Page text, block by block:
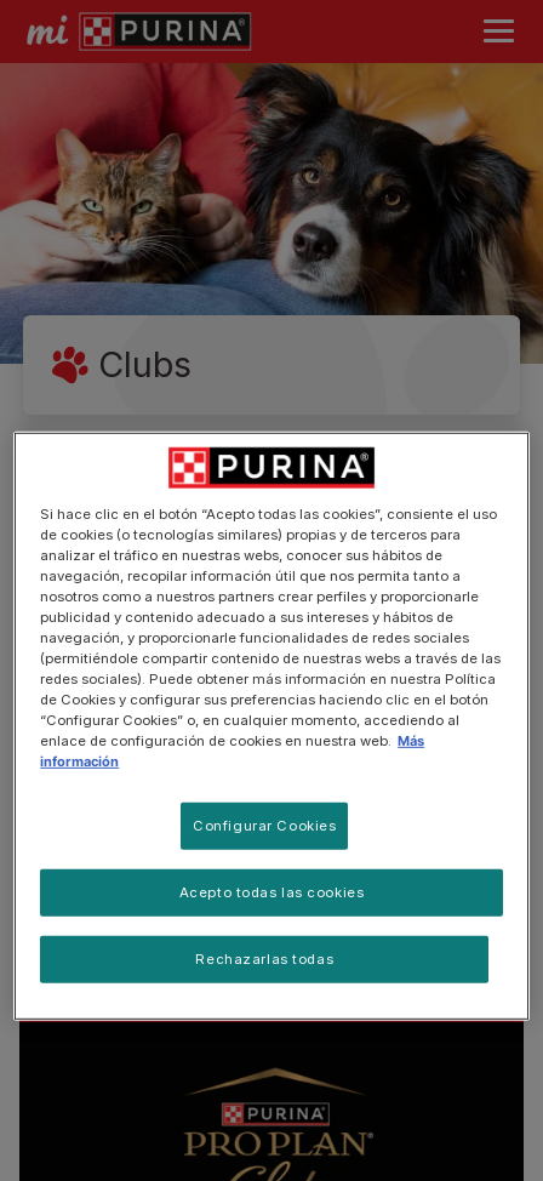
Clubs
Club One®
¡Como tu gato solo hay ONE! Regístrate en el
Club Purina ONE® y recibe consejos y
recomendaciones para darle lo mejor.
Quiero registrarme
Si hace clic en el botón “Acepto todas las cookies”, consiente el uso
de cookies (o tecnologías similares) propias y de terceros para
analizar el tráfico en nuestras webs, conocer sus hábitos de
navegación, recopilar información útil que nos permita tanto a
nosotros como a nuestros partners crear perfiles y proporcionarle
publicidad y contenido adecuado a sus intereses y hábitos de
navegación, y proporcionarle funcionalidades de redes sociales
(permitiéndole compartir contenido de nuestras webs a través de las
redes sociales). Puede obtener más información en nuestra Política
de Cookies y configurar sus preferencias haciendo clic en el botón
“Configurar Cookies” o, en cualquier momento, accediendo al
enlace de configuración de cookies en nuestra web. Más
información
Configurar Cookies
Rechazarlas todas
Acepto todas las cookies